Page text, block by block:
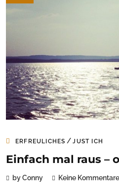
ERFREULICHES /JUST ICH
Einfach mal raus –
by Conny Keine Kommentare